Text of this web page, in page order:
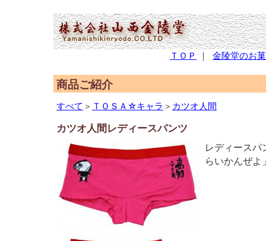
ＴＯＰ ｜ 金陵堂のお
商品ご紹介
すべて ＞ ＴＯＳＡ☆キャラ ＞ カツオ人間
カツオ人間レディースパンツ
レディース
らいかんぜよ